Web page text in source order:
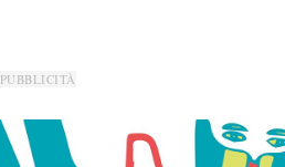
PUBBLICITÀ